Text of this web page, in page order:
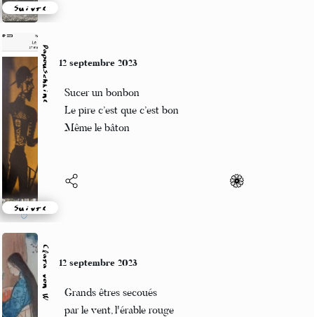
Suivre
Einna
Suivre
10 septembre 2023
Quand le dôme étreint...
Ouvrir la fenêtre enfin!
Rêver respirer!
Clara von W 10 septembre 2023
Danse de la pluie
Foudre, éclair de l'eau que diable